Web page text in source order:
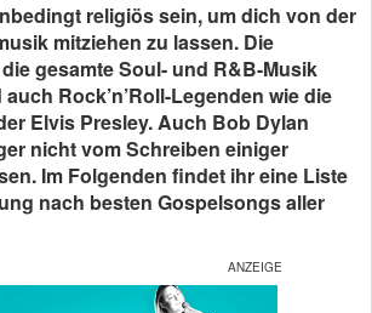
religiös sein, um dich von der
mitziehen zu lassen. Die
gesamte Soul- und R&B-Musik
Rock’n’Roll-Legenden wie die
Elvis Presley. Auch Bob Dylan
nicht vom Schreiben einiger
Im Folgenden findet ihr eine Liste
nach besten Gospelsongs aller